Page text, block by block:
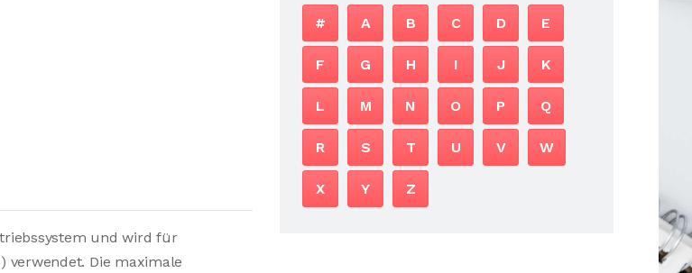
und wird für
verwendet. Die maximale
# A B C D E
F G H I J K
L M N O P Q
R S T U V W
X Y Z